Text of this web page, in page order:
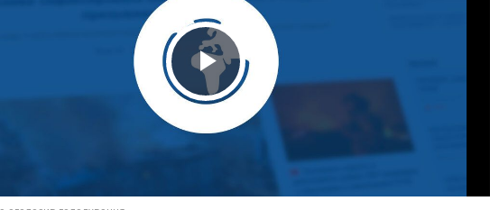
Play Video